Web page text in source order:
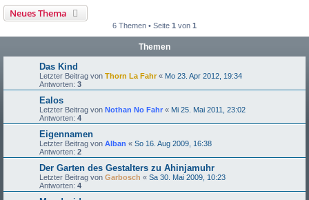
Neues Thema
6 Themen • Seite 1 von 1
Themen
Das Kind
Letzter Beitrag von Thorn La Fahr« Mo 23. Apr 2012, 19:34
Antworten: 3
Ealos
Letzter Beitrag von Nothan No Fahr « Mi 25. Mai 2011, 23:02
Antworten: 4
Eigennamen
Letzter Beitrag von Alban « So 16. Aug 2009, 16:38
Antworten: 2
Der Garten des Gestalters zu Ahinjamuhr
Letzter Beitrag von Garbosch « Sa 30. Mai 2009, 10:23
Antworten: 4